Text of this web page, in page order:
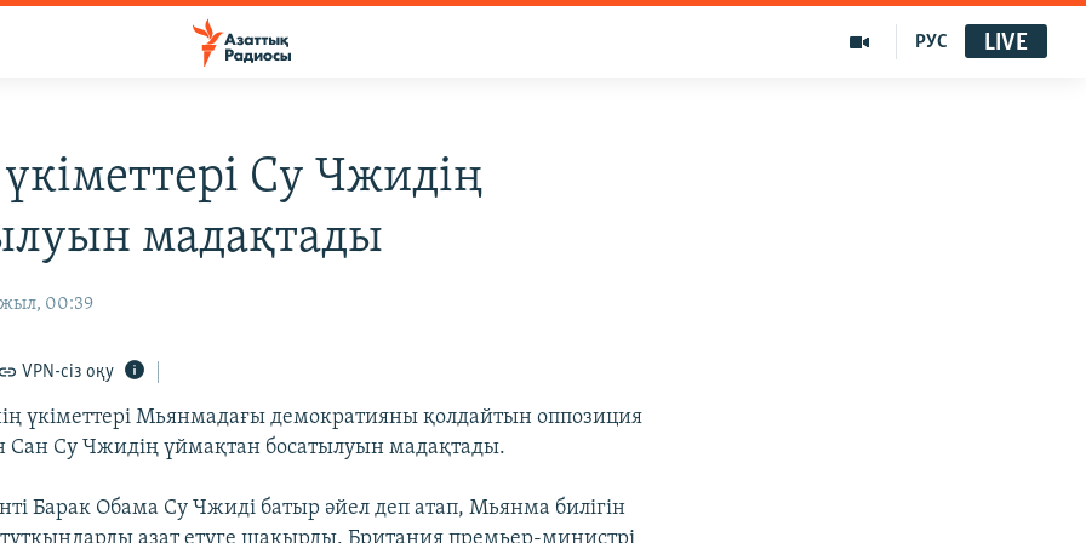
РУС LIVE
Су Чжидің
мадақтады
00:39
VPN-сіз оқу
үкіметтері Мьянмадағы демократияны қолдайтын оппозиция
Сан Су Чжидің үймақтан босатылуын мадақтады.
Барак Обама Су Чжиді батыр әйел деп атап, Мьянма билігін